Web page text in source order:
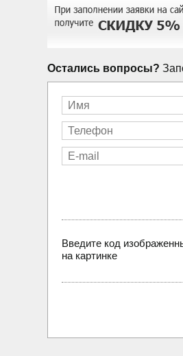
Остались вопросы?
Введите код
на картинке